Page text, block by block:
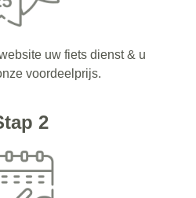
uw fiets dienst & u
voordeelprijs.
2